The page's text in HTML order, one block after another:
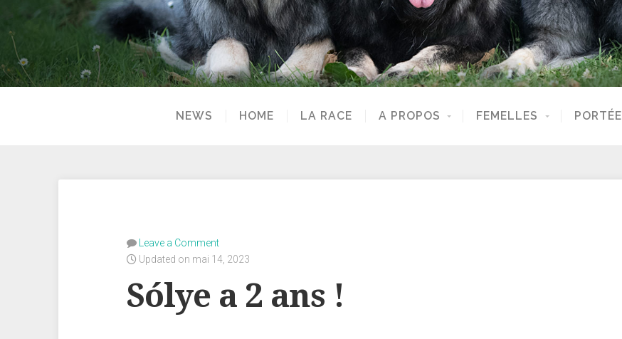
NEWS HOME LA RACE A PROPOS FEMELLES PORTÉE
Leave a Comment
Updated on mai 14, 2023
Sólye a 2 ans !